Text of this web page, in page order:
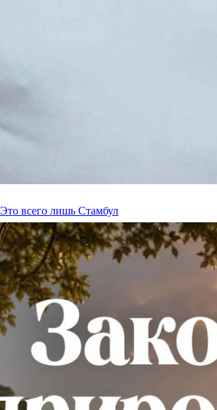
Это всего лишь Стамбул